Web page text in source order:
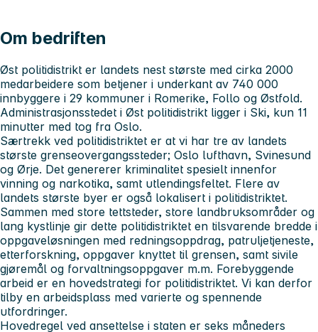
Om bedriften
Øst politidistrikt er landets nest største med cirka 2000
medarbeidere som betjener i underkant av 740 000
innbyggere i 29 kommuner i Romerike, Follo og Østfold.
Administrasjonsstedet i Øst politidistrikt ligger i Ski, kun 11
minutter med tog fra Oslo.
Særtrekk ved politidistriktet er at vi har tre av landets
største grenseovergangssteder; Oslo lufthavn, Svinesund
og Ørje. Det genererer kriminalitet spesielt innenfor
vinning og narkotika, samt utlendingsfeltet. Flere av
landets største byer er også lokalisert i politidistriktet.
Sammen med store tettsteder, store landbruksområder og
lang kystlinje gir dette politidistriktet en tilsvarende bredde i
oppgaveløsningen med redningsoppdrag, patruljetjeneste,
etterforskning, oppgaver knyttet til grensen, samt sivile
gjøremål og forvaltningsoppgaver m.m. Forebyggende
arbeid er en hovedstrategi for politidistriktet. Vi kan derfor
tilby en arbeidsplass med varierte og spennende
utfordringer.
Hovedregel ved ansettelse i staten er seks måneders